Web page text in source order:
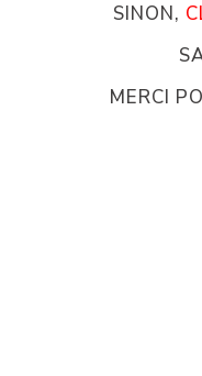
SINON,
MERCI